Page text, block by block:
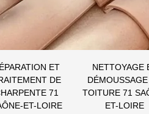
ET
DE
71
ET-LOIRE
NETTOYAGE
TOITURE 71
ET-LOIRE